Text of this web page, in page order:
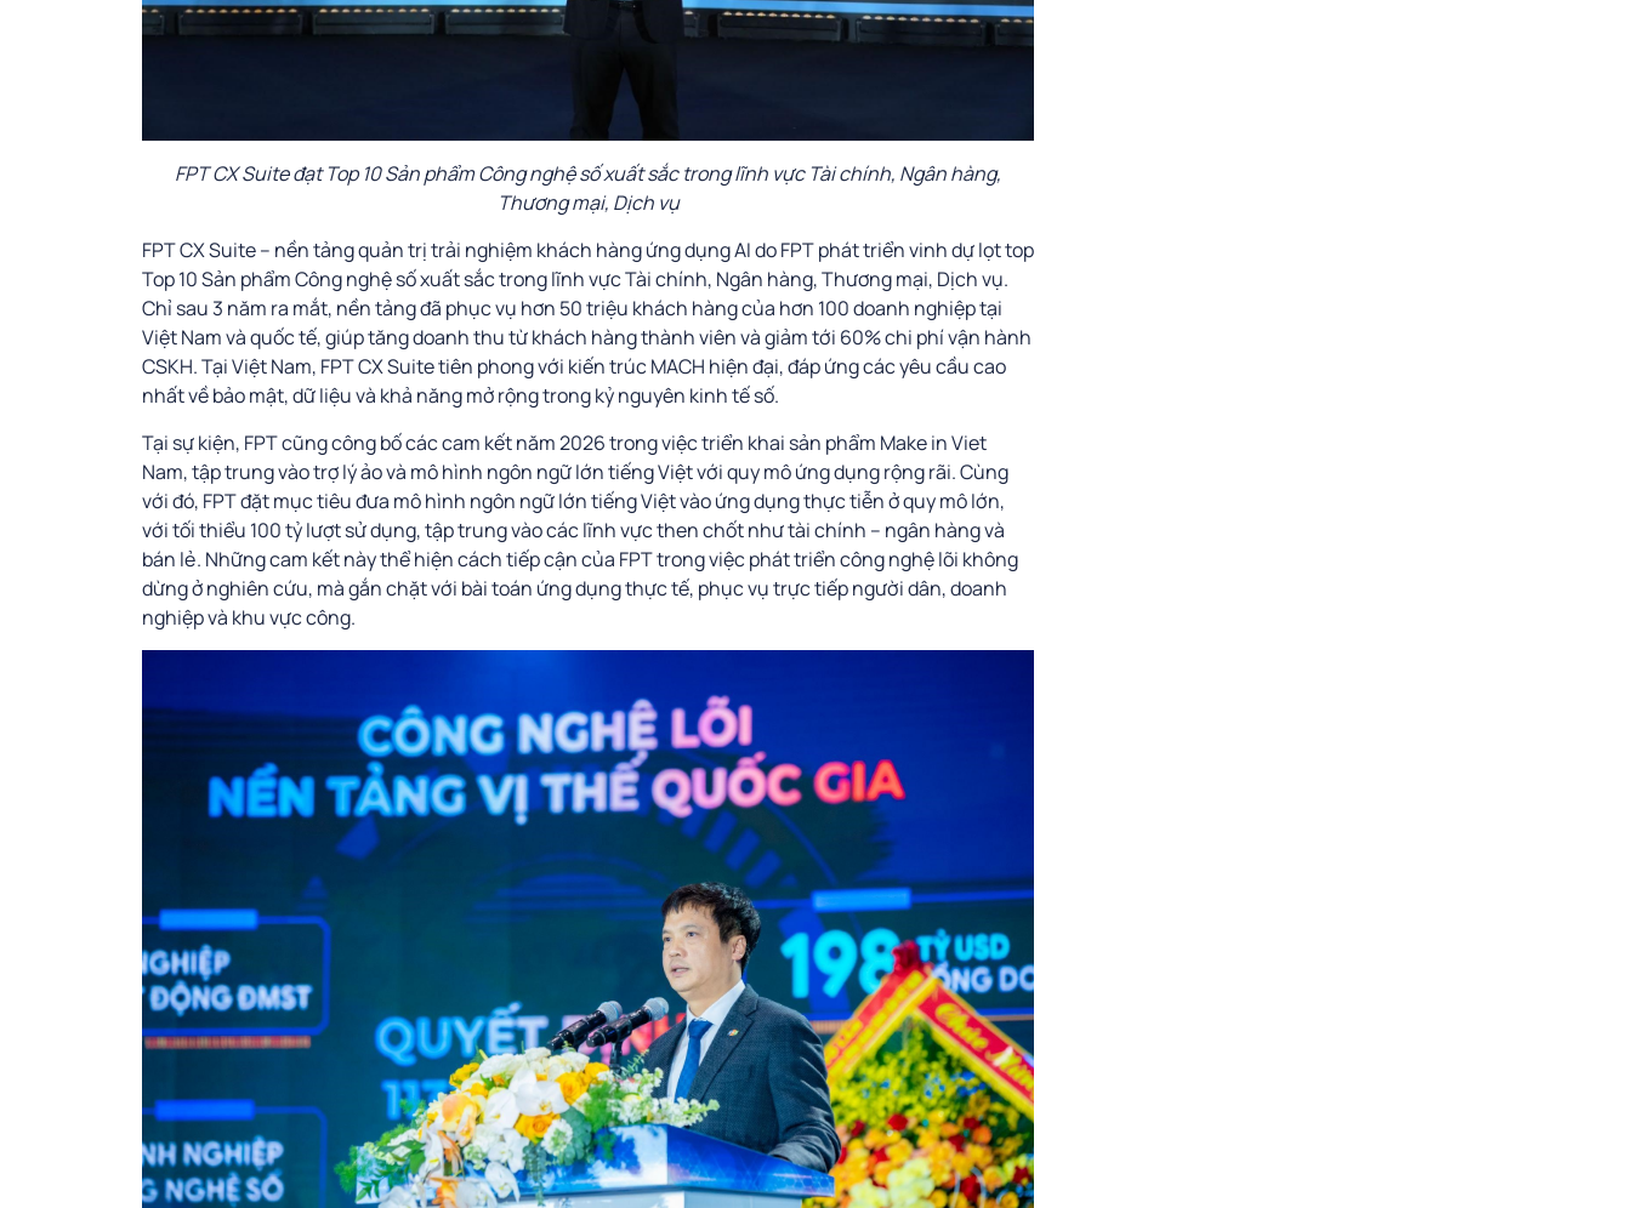
FPT CX Suite đạt Top 10 Sản phẩm Công nghệ số xuất sắc trong lĩnh vực Tài chính, Ngân hàng,
Thương mại, Dịch vụ
FPT CX Suite – nền tảng quản trị trải nghiệm khách hàng ứng dụng AI do FPT phát triển vinh dự lọt top
Top 10 Sản phẩm Công nghệ số xuất sắc trong lĩnh vực Tài chính, Ngân hàng, Thương mại, Dịch vụ.
Chỉ sau 3 năm ra mắt, nền tảng đã phục vụ hơn 50 triệu khách hàng của hơn 100 doanh nghiệp tại
Việt Nam và quốc tế, giúp tăng doanh thu từ khách hàng thành viên và giảm tới 60% chi phí vận hành
CSKH. Tại Việt Nam, FPT CX Suite tiên phong với kiến trúc MACH hiện đại, đáp ứng các yêu cầu cao
nhất về bảo mật, dữ liệu và khả năng mở rộng trong kỷ nguyên kinh tế số.
Tại sự kiện, FPT cũng công bố các cam kết năm 2026 trong việc triển khai sản phẩm Make in Viet
Nam, tập trung vào trợ lý ảo và mô hình ngôn ngữ lớn tiếng Việt với quy mô ứng dụng rộng rãi. Cùng
với đó, FPT đặt mục tiêu đưa mô hình ngôn ngữ lớn tiếng Việt vào ứng dụng thực tiễn ở quy mô lớn,
với tối thiểu 100 tỷ lượt sử dụng, tập trung vào các lĩnh vực then chốt như tài chính – ngân hàng và
bán lẻ. Những cam kết này thể hiện cách tiếp cận của FPT trong việc phát triển công nghệ lõi không
dừng ở nghiên cứu, mà gắn chặt với bài toán ứng dụng thực tế, phục vụ trực tiếp người dân, doanh
nghiệp và khu vực công.